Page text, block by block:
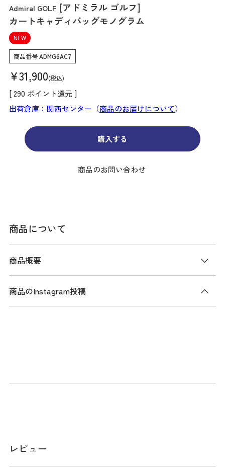
Admiral GOLF [アドミラル ゴルフ]
カートキャディバッグモノグラム
NEW
商品番号ADMG6AC7
¥31,900 税込
[290 ポイント還元 ]
出荷倉庫：関西センター（商品のお届けについて）
購入する
商品のお問い合わせ
商品について
商品概要
商品説明
メーカー品番：ADMG6AC7
サイズ
商品のInstagram投稿
レビュー